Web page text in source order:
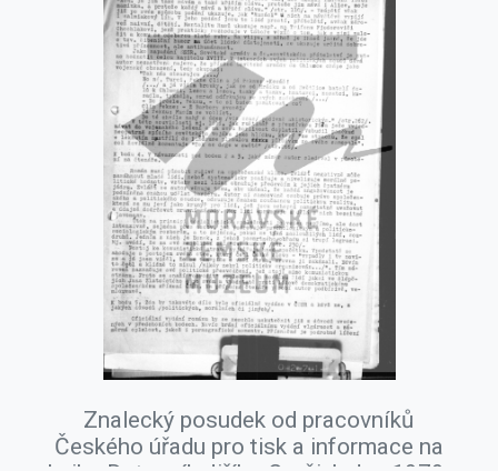
Znalecký posudek od pracovníků
Českého úřadu pro tisk a informace na